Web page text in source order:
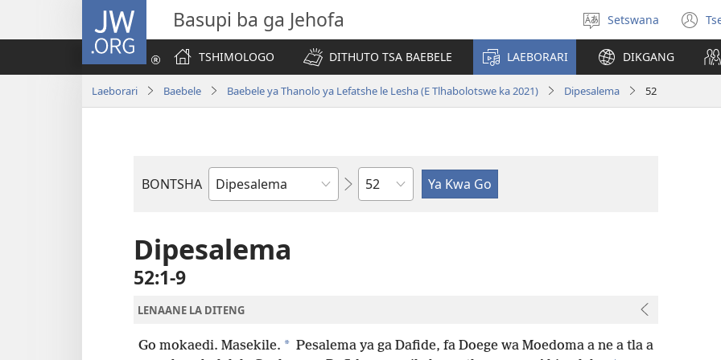
JW.ORG Basupi ba ga Jehofa
Tlhopha
puo
Setswana
(e
e
TSHIMOLOGO
DITHUTO TSA BAEBELE LAEBORARI DIKGANG
Laeborari Baebele Baebele ya Thanolo ya Lefatshe le Lesha (E Tlhabolotswe ka 2021) Dipesalema 52
BONTSHA
Dibuka
Baebele
Kgaolo
Dipesalema
52:1-9
LENAANE LA DITENG
Go mokaedi. Masekile. * Pesalema ya ga Dafide, fa Doege wa Moedoma a ne a tla a